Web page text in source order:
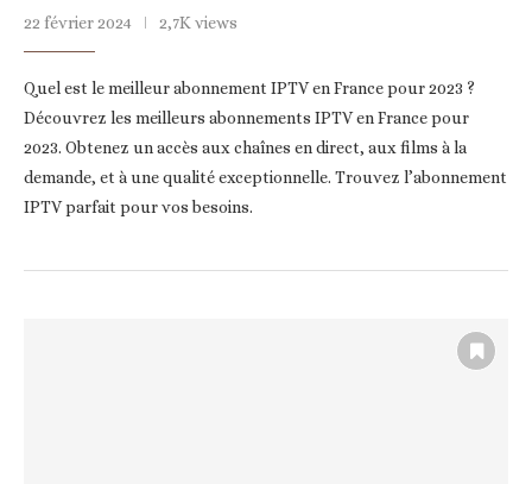
22 février 2024 2,7K views
Quel est le meilleur abonnement IPTV en France pour 2023 ?
Découvrez les meilleurs abonnements IPTV en France pour
2023. Obtenez un accès aux chaînes en direct, aux films à la
demande, et à une qualité exceptionnelle. Trouvez l’abonnement
IPTV parfait pour vos besoins.